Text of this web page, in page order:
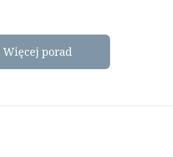
Więcej porad